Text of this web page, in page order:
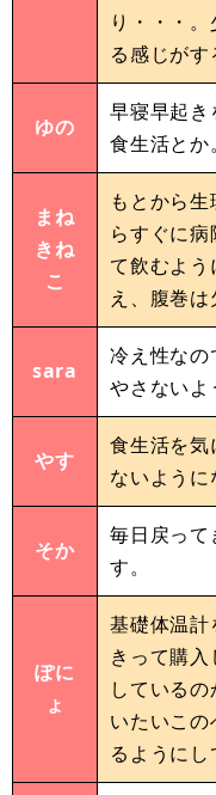
り・・・
る感じがす
ゆの
早寝早起き
食生活とか。
まね
きね
こ
もとから
らすぐに
て飲むよ
え、腹巻は
sara
冷え性な
やさないよ
やす
食生活を気
ないように
そか
毎日戻って
す。
ぽに
ょ
基礎体温計
きって購
している
いたいこ
るようにし